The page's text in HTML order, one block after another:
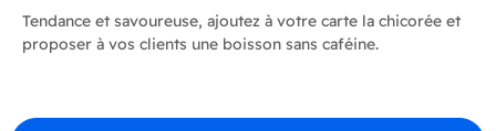
Tendance et savoureuse, ajoutez à votre carte la chicorée et
proposer à vos clients une boisson sans caféine.